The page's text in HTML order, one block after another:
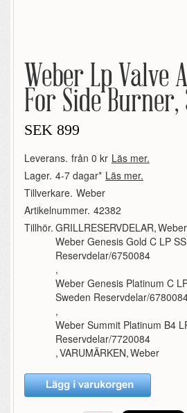
Weber Lp Valve
For Side Burner,
SEK 899
Leverans. från 0 kr Läs mer.
Lager. 4-7 dagar* Läs mer.
Tillverkare. Weber
Artikelnummer. 42382
Tillhör. GRILLRESERVDELAR,
Weber Genesis Gold C LP
Reservdelar/6750084
,
Weber Genesis Platinum C
Sweden Reservdelar/
,
Weber Summit Platinum B4
Reservdelar/7720084
,VARUMÄRKEN,Weber